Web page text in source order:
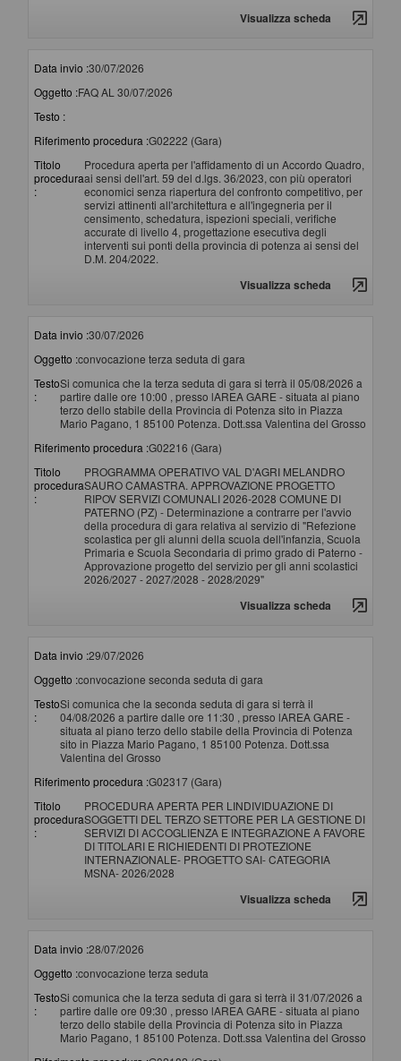
Visualizza scheda
Data invio :30/07/2026
Oggetto :FAQ AL 30/07/2026
Testo :
Riferimento procedura :G02222 (Gara)
Titolo
procedura
:
Procedura aperta per l'affidamento di un Accordo Quadro,
ai sensi dell'art. 59 del d.lgs. 36/2023, con più operatori
economici senza riapertura del confronto competitivo, per
servizi attinenti all'architettura e all'ingegneria per il
censimento, schedatura, ispezioni speciali, verifiche
accurate di livello 4, progettazione esecutiva degli
interventi sui ponti della provincia di potenza ai sensi del
D.M. 204/2022.
Visualizza scheda
Data invio :30/07/2026
Oggetto :convocazione terza seduta di gara
Testo
:
Si comunica che la terza seduta di gara si terrà il 05/08/2026 a
partire dalle ore 10:00 , presso lAREA GARE - situata al piano
terzo dello stabile della Provincia di Potenza sito in Piazza
Mario Pagano, 1 85100 Potenza. Dott.ssa Valentina del Grosso
Riferimento procedura :G02216 (Gara)
Titolo
procedura
:
PROGRAMMA OPERATIVO VAL D'AGRI MELANDRO
SAURO CAMASTRA. APPROVAZIONE PROGETTO
RIPOV SERVIZI COMUNALI 2026-2028 COMUNE DI
PATERNO (PZ) - Determinazione a contrarre per l'avvio
della procedura di gara relativa al servizio di "Refezione
scolastica per gli alunni della scuola dell'infanzia, Scuola
Primaria e Scuola Secondaria di primo grado di Paterno -
Approvazione progetto del servizio per gli anni scolastici
2026/2027 - 2027/2028 - 2028/2029"
Visualizza scheda
Data invio :29/07/2026
Oggetto :convocazione seconda seduta di gara
Testo
:
Si comunica che la seconda seduta di gara si terrà il
04/08/2026 a partire dalle ore 11:30 , presso lAREA GARE -
situata al piano terzo dello stabile della Provincia di Potenza
sito in Piazza Mario Pagano, 1 85100 Potenza. Dott.ssa
Valentina del Grosso
Riferimento procedura :G02317 (Gara)
Titolo
procedura
:
PROCEDURA APERTA PER LINDIVIDUAZIONE DI
SOGGETTI DEL TERZO SETTORE PER LA GESTIONE DI
SERVIZI DI ACCOGLIENZA E INTEGRAZIONE A FAVORE
DI TITOLARI E RICHIEDENTI DI PROTEZIONE
INTERNAZIONALE- PROGETTO SAI- CATEGORIA
MSNA- 2026/2028
Visualizza scheda
Data invio :28/07/2026
Oggetto :convocazione terza seduta
Testo
:
Si comunica che la terza seduta di gara si terrà il 31/07/2026 a
partire dalle ore 09:30 , presso lAREA GARE - situata al piano
terzo dello stabile della Provincia di Potenza sito in Piazza
Mario Pagano, 1 85100 Potenza. Dott.ssa Valentina del Grosso